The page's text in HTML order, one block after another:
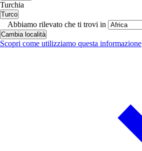
Turchia
Turco
Abbiamo rilevato che ti trovi in
Cambia località
Scopri come utilizziamo questa informazione